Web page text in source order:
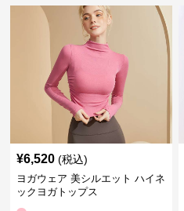
¥6,520 (税込)
ヨガウェア 美シルエット ハイネ
ックヨガトップス